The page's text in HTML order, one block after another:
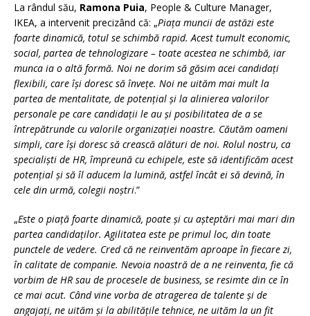
La rândul său, Ramona Puia, People & Culture Manager,
IKEA, a intervenit precizând că: „Piața muncii de astăzi este
foarte dinamică, totul se schimbă rapid. Acest tumult economic,
social, partea de tehnologizare – toate acestea ne schimbă, iar
munca ia o altă formă. Noi ne dorim să găsim acei candidați
flexibili, care își doresc să învețe. Noi ne uităm mai mult la
partea de mentalitate, de potențial și la alinierea valorilor
personale pe care candidații le au și posibilitatea de a se
întrepătrunde cu valorile organizației noastre. Căutăm oameni
simpli, care își doresc să crească alături de noi. Rolul nostru, ca
specialiști de HR, împreună cu echipele, este să identificăm acest
potențial și să îl aducem la lumină, astfel încât ei să devină, în
cele din urmă, colegii noștri.”
„Este o piață foarte dinamică, poate și cu așteptări mai mari din
partea candidaților. Agilitatea este pe primul loc, din toate
punctele de vedere. Cred că ne reinventăm aproape în fiecare zi,
în calitate de companie. Nevoia noastră de a ne reinventa, fie că
vorbim de HR sau de procesele de business, se resimte din ce în
ce mai acut. Când vine vorba de atragerea de talente și de
angajați, ne uităm și la abilitățile tehnice, ne uităm la un fit